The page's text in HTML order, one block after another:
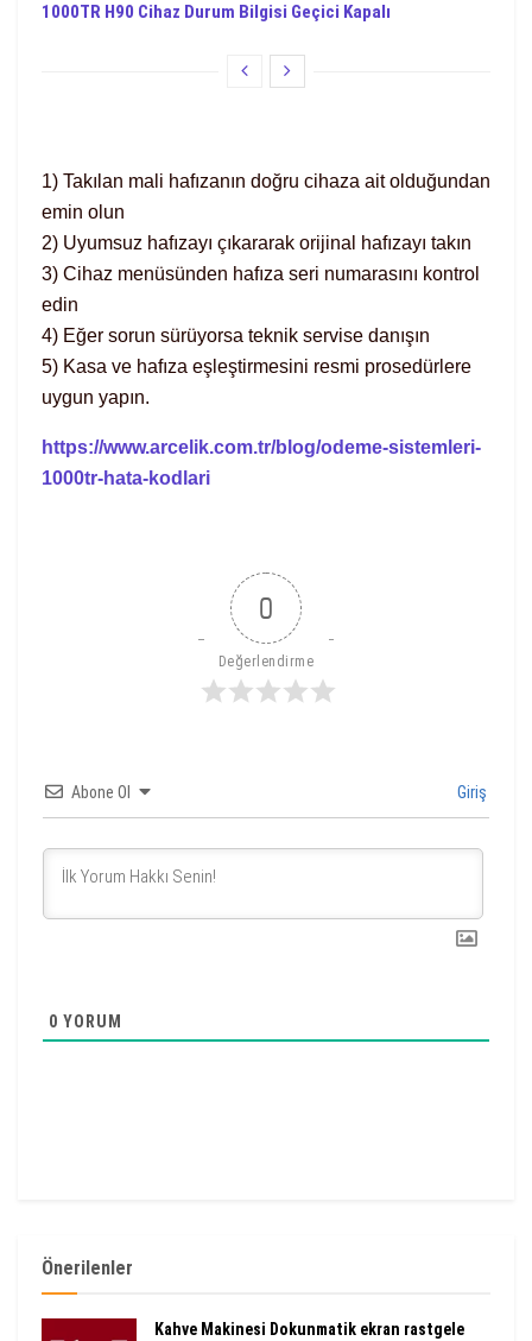
1000TR H90 Cihaz Durum Bilgisi Geçici Kapalı
1) Takılan mali hafızanın doğru cihaza ait olduğundan
emin olun
2) Uyumsuz hafızayı çıkararak orijinal hafızayı takın
3) Cihaz menüsünden hafıza seri numarasını kontrol
edin
4) Eğer sorun sürüyorsa teknik servise danışın
5) Kasa ve hafıza eşleştirmesini resmi prosedürlere
uygun yapın.
https://www.arcelik.com.tr/blog/odeme-sistemleri-
1000tr-hata-kodlari
0
Değerlendirme
Abone Ol Giriş
0 YORUM
Önerilenler
Kahve Makinesi Dokunmatik ekran rastgele